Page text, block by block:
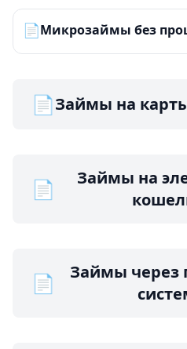
📄
📄Займы на
📄
Займы на
📄
Займы через